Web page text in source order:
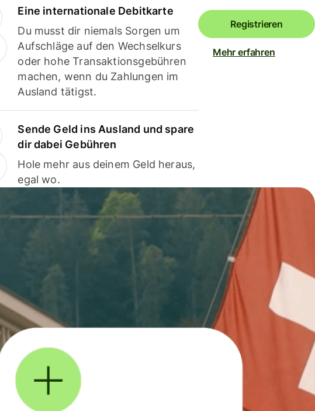
Eine internationale Debitkarte
Du musst dir niemals Sorgen um
Aufschläge auf den Wechselkurs
oder hohe Transaktionsgebühren
machen, wenn du Zahlungen im
Ausland tätigst.
Sende Geld ins Ausland und spare
dir dabei Gebühren
Hole mehr aus deinem Geld heraus,
egal wo.
Registrieren
Mehr erfahren